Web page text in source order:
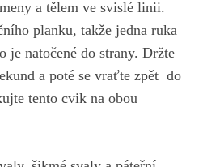
a tělem ⁤ve svislé linii.
​planku, takže jedna ruka
je natočené ⁤do strany. Držte
a poté se vraťte zpět ‌ do
tento cvik na obou